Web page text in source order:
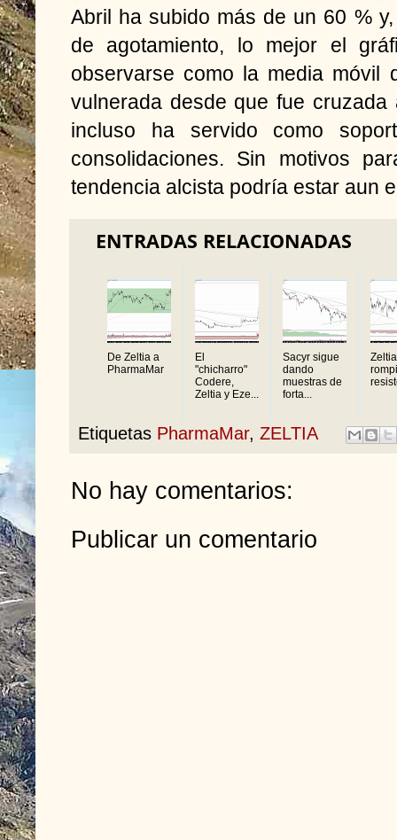
Abril ha subido más de un 60 %
de agotamiento, lo mejor el
observarse como la media móvil
vulnerada desde que fue
incluso ha servido como
consolidaciones. Sin motivos
tendencia alcista podría estar aun
ENTRADAS RELACIONADAS
De Zeltia a
PharmaMar
El
"chicharro"
Codere,
Zeltia y Eze...
Sacyr sigue
dando
muestras de
forta...
Etiquetas PharmaMar, ZELTIA
No hay comentarios:
Publicar un comentario